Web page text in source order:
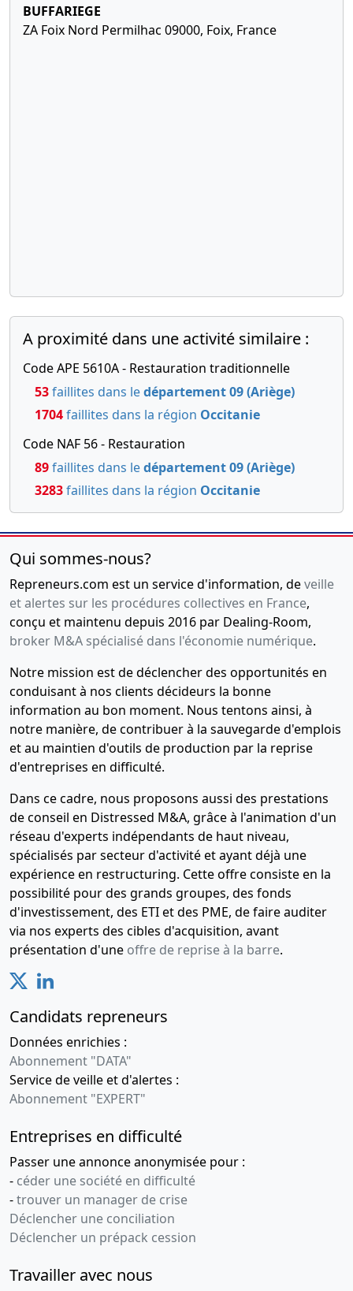
BUFFARIEGE
ZA Foix Nord Permilhac 09000, Foix, France
A proximité dans une activité similaire :
Code APE 5610A - Restauration traditionnelle
53faillites dans ledépartement 09 (Ariège)
1704faillites dans la région Occitanie
Code NAF 56 - Restauration
89faillites dans ledépartement 09 (Ariège)
3283faillites dans la région Occitanie
Qui sommes-nous?
Repreneurs.com est un service d'information, deveille
et alertes sur les procédures collectives en France,
conçu et maintenu depuis 2016 par Dealing-Room,
broker M&A spécialisé dans l'économie numérique.
Notre mission est de déclencher des opportunités en
conduisant à nos clients décideurs la bonne
information au bon moment. Nous tentons ainsi, à
notre manière, de contribuer à la sauvegarde d'emplois
et au maintien d'outils de production par la reprise
d'entreprises en difficulté.
Dans ce cadre, nous proposons aussi des prestations
de conseil en Distressed M&A, grâce à l'animation d'un
réseau d'experts indépendants de haut niveau,
spécialisés par secteur d'activité et ayant déjà une
expérience en restructuring. Cette offre consiste en la
possibilité pour des grands groupes, des fonds
d'investissement, des ETI et des PME, de faire auditer
via nos experts des cibles d'acquisition, avant
présentation d'une offre de reprise à la barre.
Candidats repreneurs
Données enrichies :
Abonnement "DATA"
Service de veille et d'alertes :
Abonnement "EXPERT"
Entreprises en difficulté
Passer une annonce anonymisée pour :
- céder une société en difficulté
-trouver un manager de crise
Déclencher une conciliation
Déclencher un prépack cession
Travailler avec nous